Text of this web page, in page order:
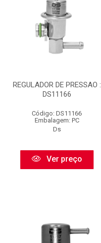
REGULADOR DE PRESSAO :
DS11166
Código: DS11166
Embalagem: PC
Ds
Ver preço